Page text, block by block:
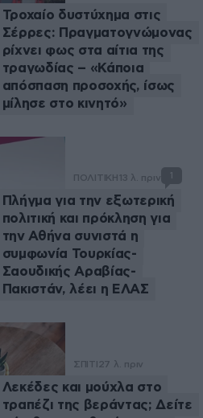
Τροχαίο δυστύχημα στις
Σέρρες: Πραγματογνώμονας
ρίχνει φως στα αίτια της
τραγωδίας – «Κάποια
απόσπαση προσοχής, ίσως
μίλησε στο κινητό»
ΠΟΛΙΤΙΚΗ 13 λ. πριν
Πλήγμα για την εξωτερική
πολιτική και πρόκληση για
την Αθήνα συνιστά η
συμφωνία Τουρκίας-
Σαουδικής Αραβίας-
Πακιστάν, λέει η ΕΛΑΣ
ΣΠΙΤΙ27 λ. πριν
Λεκέδες και μούχλα στο
τραπέζι της βεράντας; Δείτε